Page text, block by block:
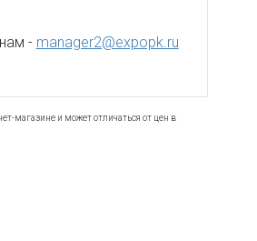
- manager2@expopk.ru
магазине и может отличаться от цен в